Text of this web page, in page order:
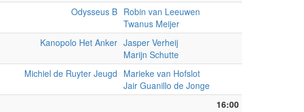
Odysseus B Robin van Leeuwen
Twanus Meijer
Kanopolo Het Anker Jasper Verheij
Marijn Schutte
Michiel de Ruyter Jeugd Marieke van Hofslot
Jair Guanillo de Jonge
16:00